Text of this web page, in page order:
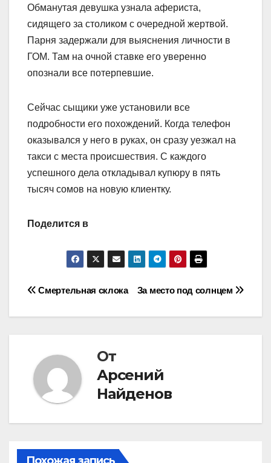
Обманутая девушка узнала афериста,
сидящего за столиком с очередной жертвой.
Парня задержали для выяснения личности в
ГОМ. Там на очной ставке его уверенно
опознали все потерпевшие.
Сейчас сыщики уже установили все
подробности его похождений. Когда телефон
оказывался у него в руках, он сразу уезжал на
такси с места происшествия. С каждого
успешного дела откладывал купюру в пять
тысяч сомов на новую клиентку.
Поделится в
Навигация
по
За место под солнцем
Смертельная склока
От
Арсений
Найденов